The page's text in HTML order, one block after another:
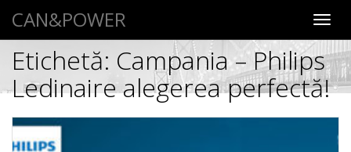
CAN&POWER
Etichetă: Campania – Philips
Ledinaire alegerea perfectă!